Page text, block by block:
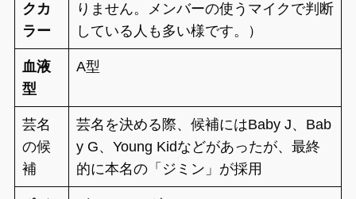
クカ
ラー
りません。メンバーの使うマイクで判断
している人も多い様です。）
血液
型
A型
芸名
の候
補
芸名を決める際、候補にはBaby J、Bab
y G、Young Kidなどがあったが、最終
的に本名の「ジミン」が採用